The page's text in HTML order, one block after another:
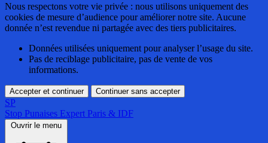
Nous respectons votre vie privée : nous utilisons uniquement des
cookies de mesure d’audience pour améliorer notre site. Aucune
donnée n’est revendue ni partagée avec des tiers publicitaires.
Données utilisées uniquement pour analyser l’usage du site.
Pas de reciblage publicitaire, pas de vente de vos
informations.
Accepter et continuer Continuer sans accepter
SP
Stop Punaises Expert Paris & IDF
Ouvrir le menu